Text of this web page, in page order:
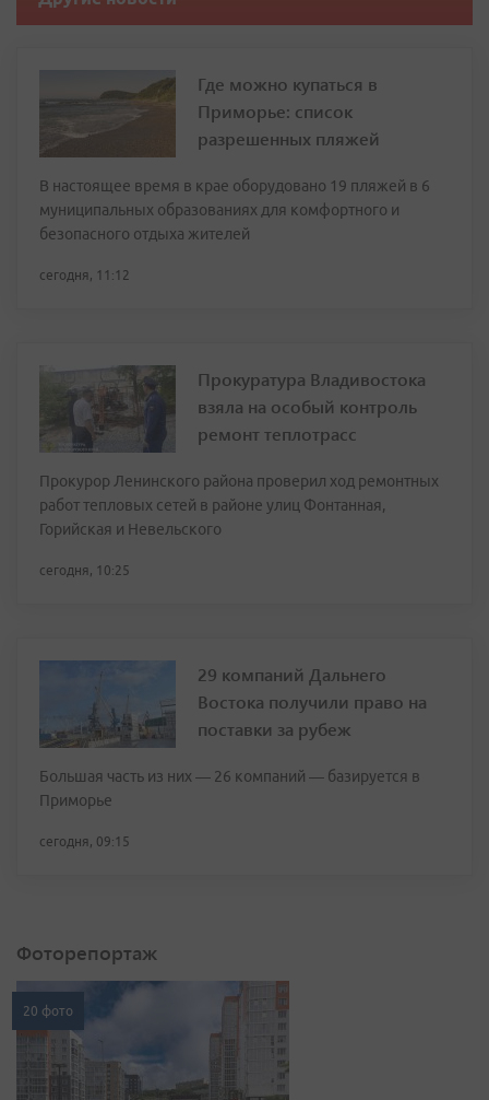
Где можно купаться в
Приморье: список
разрешенных пляжей
В настоящее время в крае оборудовано 19 пляжей в 6
муниципальных образованиях для комфортного и
безопасного отдыха жителей
сегодня, 11:12
Прокуратура Владивостока
взяла на особый контроль
ремонт теплотрасс
Прокурор Ленинского района проверил ход ремонтных
работ тепловых сетей в районе улиц Фонтанная,
Горийская и Невельского
сегодня, 10:25
29 компаний Дальнего
Востока получили право на
поставки за рубеж
Большая часть из них — 26 компаний — базируется в
Приморье
сегодня, 09:15
Фоторепортаж
20 фото